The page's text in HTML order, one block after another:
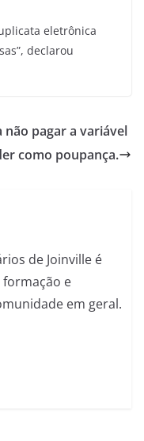
eletrônica
declarou
pagar a variável
como poupança.
de Joinville é
e
em geral.